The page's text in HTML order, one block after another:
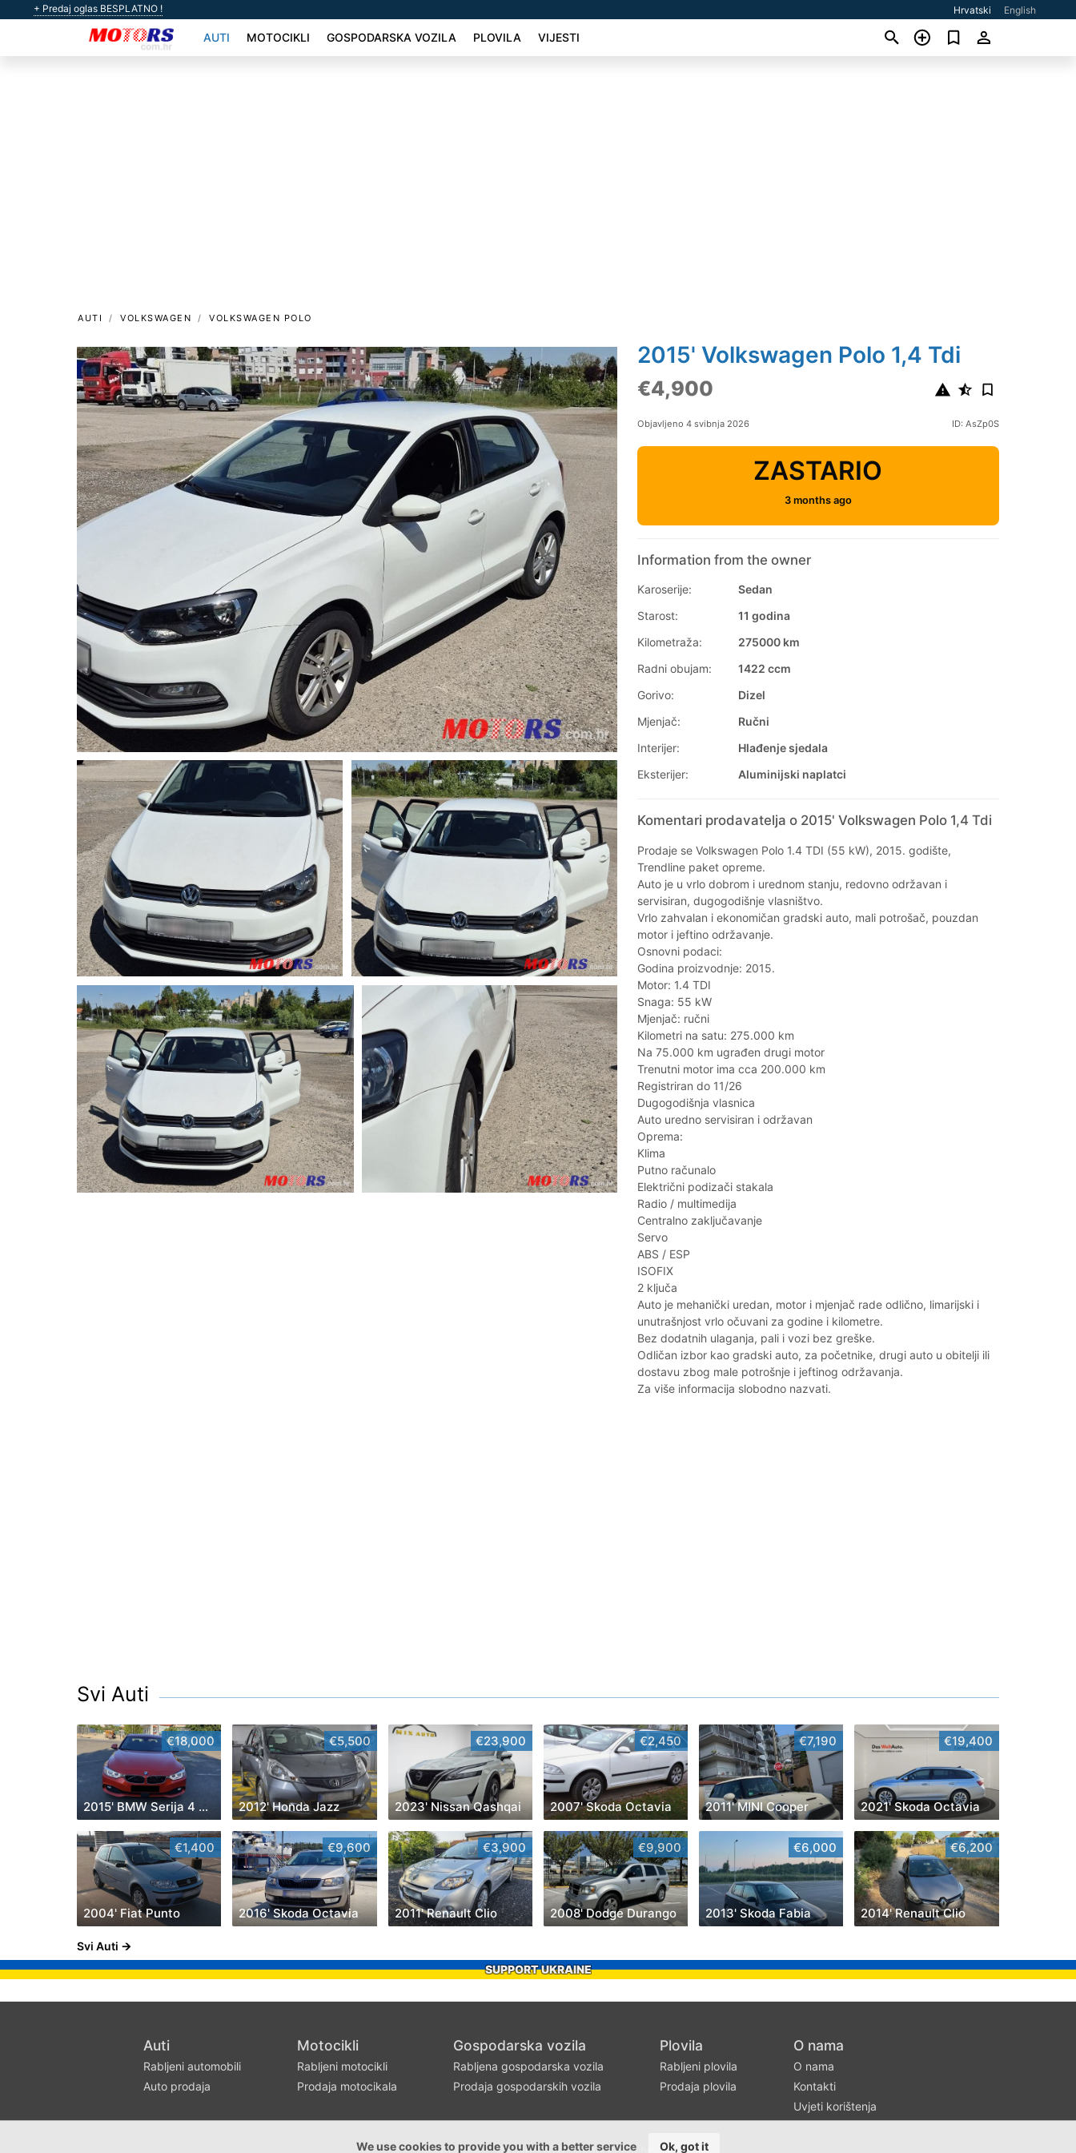
+ Predaj oglas BESPLATNO ! Hrvatski English
AUTI MOTOCIKLI GOSPODARSKA VOZILA PLOVILA VIJESTI
AUTI VOLKSWAGEN VOLKSWAGEN POLO
2015' Volkswagen Polo 1,4 Tdi
€4,900
Objavljeno 4 svibnja 2026 ID: AsZp0S
ZASTARIO
3 months ago
Information from the owner
Karoserije:
Sedan
Starost:
11 godina
Kilometraža:
275000 km
Radni obujam:
1422 ccm
Gorivo:
Dizel
Mjenjač:
Ručni
Interijer:
Hlađenje sjedala
Eksterijer:
Aluminijski naplatci
Komentari prodavatelja o 2015' Volkswagen Polo 1,4 Tdi
Prodaje se Volkswagen Polo 1.4 TDI (55 kW), 2015. godište,
Trendline paket opreme.
Auto je u vrlo dobrom i urednom stanju, redovno održavan i
servisiran, dugogodišnje vlasništvo.
Vrlo zahvalan i ekonomičan gradski auto, mali potrošač, pouzdan
motor i jeftino održavanje.
Osnovni podaci:
Godina proizvodnje: 2015.
Motor: 1.4 TDI
Snaga: 55 kW
Mjenjač: ručni
Kilometri na satu: 275.000 km
Na 75.000 km ugrađen drugi motor
Trenutni motor ima cca 200.000 km
Registriran do 11/26
Dugogodišnja vlasnica
Auto uredno servisiran i održavan
Oprema:
Klima
Putno računalo
Električni podizači stakala
Radio / multimedija
Centralno zaključavanje
Servo
ABS / ESP
ISOFIX
2 ključa
Auto je mehanički uredan, motor i mjenjač rade odlično, limarijski i
unutrašnjost vrlo očuvani za godine i kilometre.
Bez dodatnih ulaganja, pali i vozi bez greške.
Odličan izbor kao gradski auto, za početnike, drugi auto u obitelji ili
dostavu zbog male potrošnje i jeftinog održavanja.
Za više informacija slobodno nazvati.
Svi Auti
€18,000
2015' BMW Serija 4 Coupe 430D
€5,500
2012' Honda Jazz
€23,900
2023' Nissan Qashqai
€2,450
2007' Skoda Octavia
€7,190
2011' MINI Cooper
€19,400
2021' Skoda Octavia
€1,400
2004' Fiat Punto
€9,600
2016' Skoda Octavia
€3,900
2011' Renault Clio
€9,900
2008' Dodge Durango
€6,000
2013' Skoda Fabia
€6,200
2014' Renault Clio
Svi Auti
SUPPORT UKRAINE
Auti
Rabljeni automobili
Auto prodaja
Motocikli
Rabljeni motocikli
Prodaja motocikala
Gospodarska vozila
Rabljena gospodarska vozila
Prodaja gospodarskih vozila
Plovila
Rabljeni plovila
Prodaja plovila
O nama
O nama
Kontakti
Uvjeti korištenja
©2016-2026 - motors.com.hr
We use cookies to provide you with a better service Ok, got it